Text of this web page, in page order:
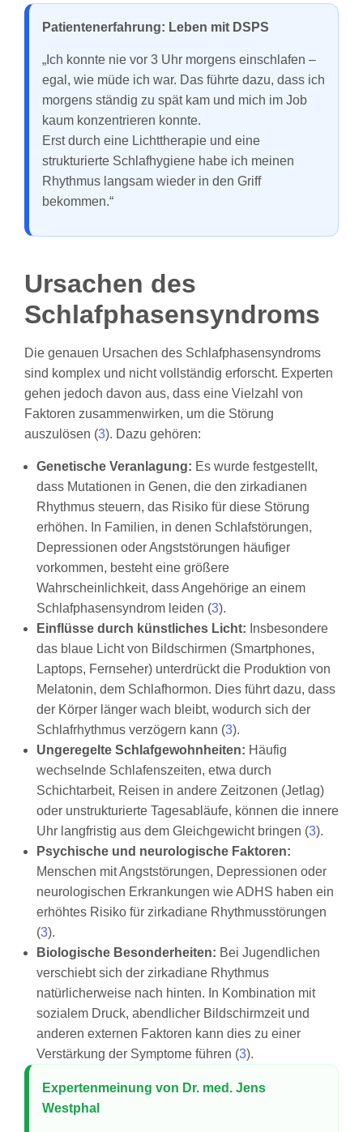
Patientenerfahrung: Leben mit DSPS
„Ich konnte nie vor 3 Uhr morgens einschlafen –
egal, wie müde ich war. Das führte dazu, dass ich
morgens ständig zu spät kam und mich im Job
kaum konzentrieren konnte.
Erst durch eine Lichttherapie und eine
strukturierte Schlafhygiene habe ich meinen
Rhythmus langsam wieder in den Griff
bekommen.“
Ursachen des
Schlafphasensyndroms
Die genauen Ursachen des Schlafphasensyndroms
sind komplex und nicht vollständig erforscht. Experten
gehen jedoch davon aus, dass eine Vielzahl von
Faktoren zusammenwirken, um die Störung
auszulösen (3). Dazu gehören:
Genetische Veranlagung: Es wurde festgestellt,
dass Mutationen in Genen, die den zirkadianen
Rhythmus steuern, das Risiko für diese Störung
erhöhen. In Familien, in denen Schlafstörungen,
Depressionen oder Angststörungen häufiger
vorkommen, besteht eine größere
Wahrscheinlichkeit, dass Angehörige an einem
Schlafphasensyndrom leiden (3).
Einflüsse durch künstliches Licht: Insbesondere
das blaue Licht von Bildschirmen (Smartphones,
Laptops, Fernseher) unterdrückt die Produktion von
Melatonin, dem Schlafhormon. Dies führt dazu, dass
der Körper länger wach bleibt, wodurch sich der
Schlafrhythmus verzögern kann (3).
Ungeregelte Schlafgewohnheiten: Häufig
wechselnde Schlafenszeiten, etwa durch
Schichtarbeit, Reisen in andere Zeitzonen (Jetlag)
oder unstrukturierte Tagesabläufe, können die innere
Uhr langfristig aus dem Gleichgewicht bringen (3).
Psychische und neurologische Faktoren:
Menschen mit Angststörungen, Depressionen oder
neurologischen Erkrankungen wie ADHS haben ein
erhöhtes Risiko für zirkadiane Rhythmusstörungen
(3).
Biologische Besonderheiten: Bei Jugendlichen
verschiebt sich der zirkadiane Rhythmus
natürlicherweise nach hinten. In Kombination mit
sozialem Druck, abendlicher Bildschirmzeit und
anderen externen Faktoren kann dies zu einer
Verstärkung der Symptome führen (3).
Expertenmeinung von Dr. med. Jens
Westphal